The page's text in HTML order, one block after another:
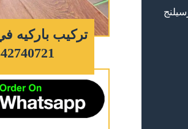
تركيب باركيه